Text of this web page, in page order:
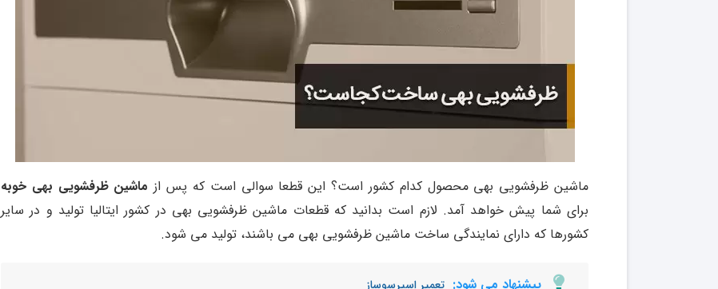
ماشین ظرفشویی بهی محصول کدام کشور است؟ این قطعا سوالی است که پس از ماشین ظرفشویی بهی خوبه
برای شما پیش خواهد آمد. لازم است بدانید که قطعات ماشین ظرفشویی بهی در کشور ایتالیا تولید و در سایر
کشورها که دارای نمایندگی ساخت ماشین ظرفشویی بهی می باشند، تولید می شود.
پیشنهاد می شود: تعمیر اسپرسوساز